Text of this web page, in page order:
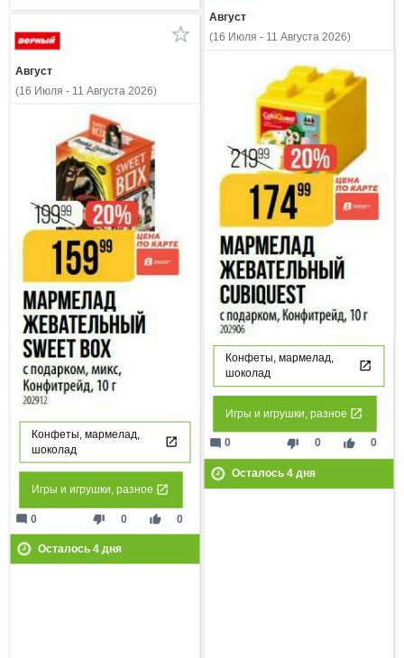
Август
(16 Июля - 11 Августа 2026)
Конфеты, мармелад,
шоколад
Игры и игрушки, разное
thumb_down 0 thumb_up 0
mode_comment 0
Осталось 4дня
Август
(16 Июля - 11 Августа 2026)
Конфеты, мармелад,
шоколад
Игры и игрушки, разное
thumb_down 0 thumb_up 0
mode_comment 0
Осталось 4дня